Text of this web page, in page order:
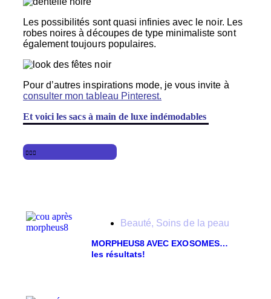
Les possibilités sont quasi infinies avec le noir. Les
robes noires à découpes de type minimaliste sont
également toujours populaires.
Pour d’autres inspirations mode, je vous invite à
consulter mon tableau Pinterest.
Et voici les sacs à main de luxe indémodables
Beauté, Soins de la peau
MORPHEUS8 AVEC EXOSOMES…
les résultats!